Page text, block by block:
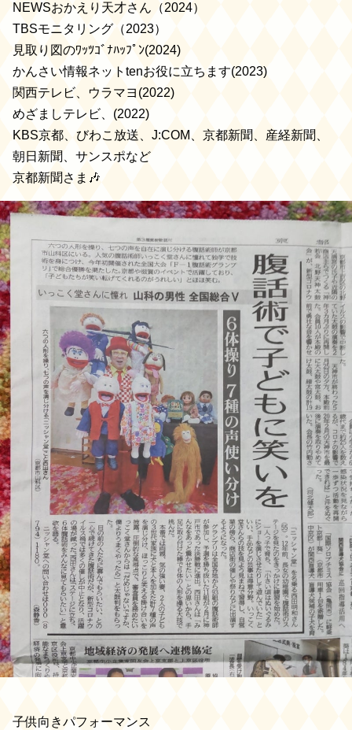
NEWSおかえり天才さん（2024）
TBSモニタリング（2023）
見取り図のﾜｯﾂｺﾞﾅﾊｯﾌﾟﾝ(2024)
かんさい情報ネットtenお役に立ちます(2023)
関西テレビ、ウラマヨ(2022)
めざましテレビ、(2022)
KBS京都、びわこ放送、J:COM、京都新聞、産経新聞、
朝日新聞、サンスポなど
京都新聞さま🎶
子供向きパフォーマンス